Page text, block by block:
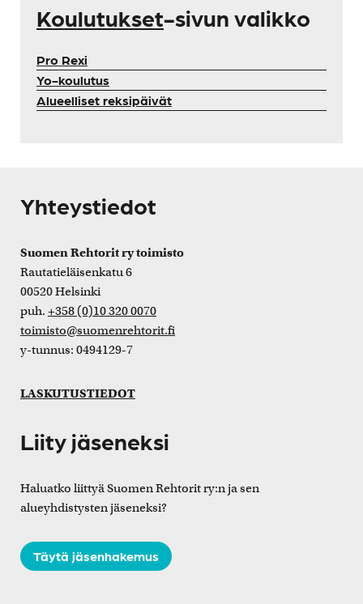
Koulutukset-sivun valikko
Pro Rexi
Yo-koulutus
Alueelliset reksipäivät
Yhteystiedot
Suomen Rehtorit ry toimisto
Rautatieläisenkatu 6
00520 Helsinki
puh. +358 (0)10 320 0070
toimisto@suomenrehtorit.fi
y-tunnus: 0494129-7
LASKUTUSTIEDOT
Liity jäseneksi
Haluatko liittyä Suomen Rehtorit ry:n ja sen
alueyhdistysten jäseneksi?
Täytä jäsenhakemus